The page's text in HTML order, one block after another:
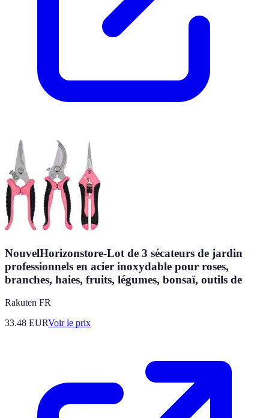
NouvelHorizonstore-Lot de 3 sécateurs de jardin
professionnels en acier inoxydable pour roses,
branches, haies, fruits, légumes, bonsaï, outils de
Rakuten FR
33.48 EURVoir le prix